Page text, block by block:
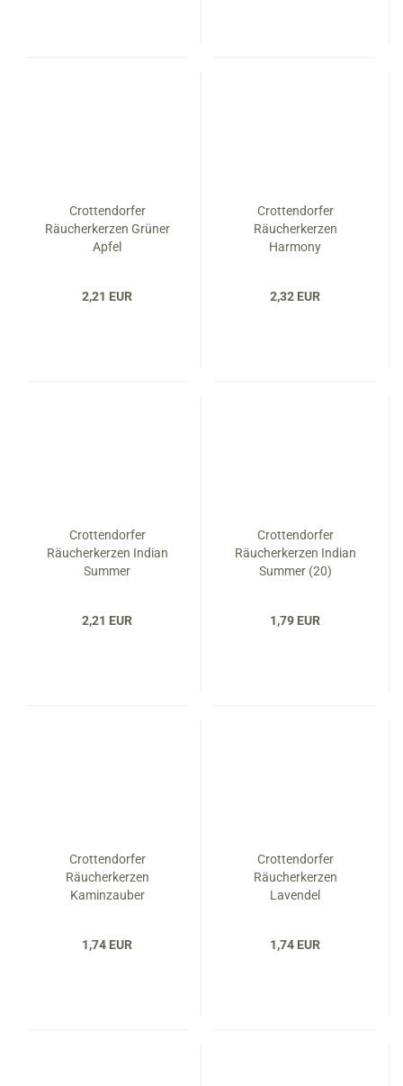
Crottendorfer
Räucherkerzen Grüner
Apfel
2,21 EUR
Crottendorfer
Räucherkerzen
Harmony
2,32 EUR
Crottendorfer
Räucherkerzen Indian
Summer
2,21 EUR
Crottendorfer
Räucherkerzen Indian
Summer (20)
1,79 EUR
Crottendorfer
Räucherkerzen
Kaminzauber
1,74 EUR
Crottendorfer
Räucherkerzen
Lavendel
1,74 EUR